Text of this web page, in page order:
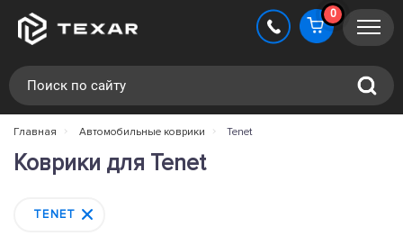
0
Главная Автомобильные коврики Tenet
Коврики для Tenet
TENET